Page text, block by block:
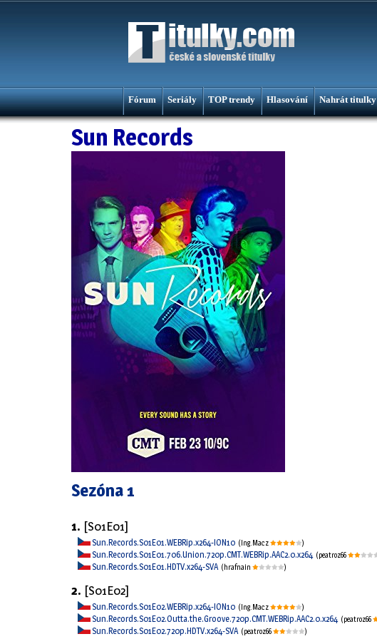
Fórum Seriály TOP trendy Hlasování Nahrát titulky
Sun Records
Sezóna 1
1. [S01E01]
Sun.Records.S01E01.WEBRip.x264-ION10 (Ing.Macz )
Sun.Records.S01E01.706.Union.720p.CMT.WEBRip.AAC2.0.x264 (peatroz66
Sun.Records.S01E01.HDTV.x264-SVA (hrafnain )
2. [S01E02]
Sun.Records.S01E02.WEBRip.x264-ION10 (Ing.Macz )
Sun.Records.S01E02.Outta.the.Groove.720p.CMT.WEBRip.AAC2.0.x264 (peatroz66
Sun.Records.S01E02.720p.HDTV.x264-SVA (peatroz66 )